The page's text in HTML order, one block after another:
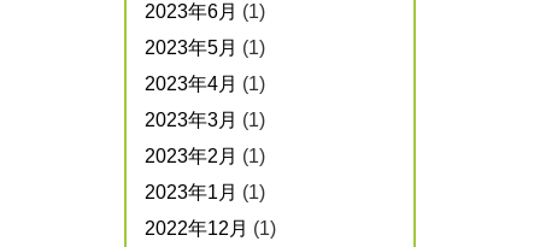
2023年6月 (1)
2023年5月 (1)
2023年4月 (1)
2023年3月 (1)
2023年2月 (1)
2023年1月 (1)
2022年12月 (1)